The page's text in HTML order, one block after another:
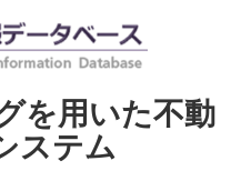
を用いた不動
ステム